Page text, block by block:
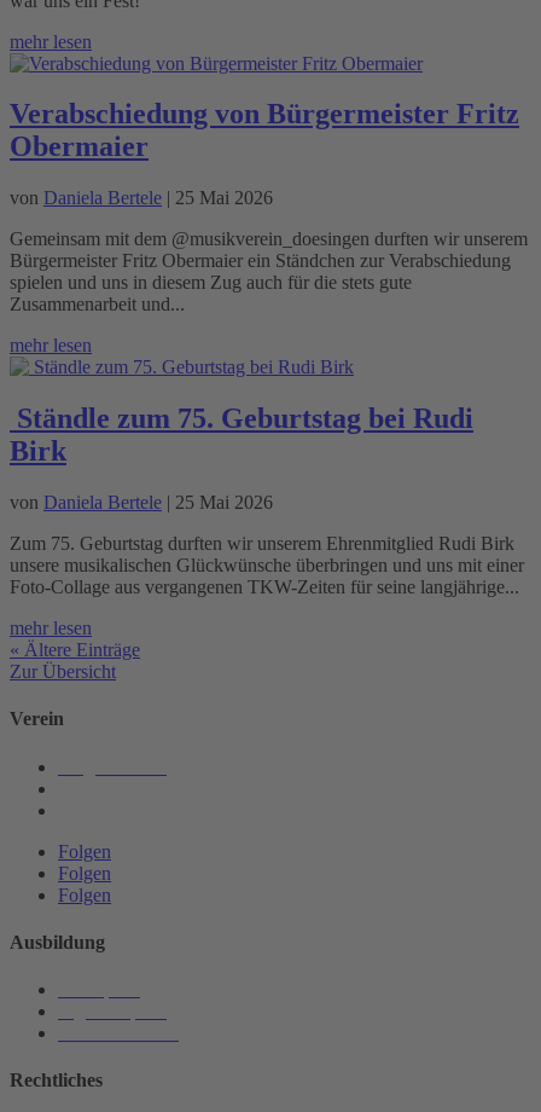
mehr lesen
Verabschiedung von Bürgermeister Fritz
Obermaier
von Daniela Bertele | 25 Mai 2026
Gemeinsam mit dem @musikverein_doesingen durften wir unserem
Bürgermeister Fritz Obermaier ein Ständchen zur Verabschiedung
spielen und uns in diesem Zug auch für die stets gute
Zusammenarbeit und...
mehr lesen
Ständle zum 75. Geburtstag bei Rudi
Birk
von Daniela Bertele | 25 Mai 2026
Zum 75. Geburtstag durften wir unserem Ehrenmitglied Rudi Birk
unsere musikalischen Glückwünsche überbringen und uns mit einer
Foto-Collage aus vergangenen TKW-Zeiten für seine langjährige...
mehr lesen
« Ältere Einträge
Zur Übersicht
Verein
Folgen
Folgen
Folgen
Ausbildung
Rechtliches